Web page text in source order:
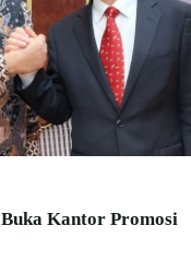
Kantor Promosi